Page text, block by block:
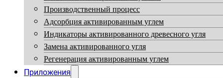
Производственный процесс
Адсорбция активированным углем
Индикаторы активированного древесного угля
Замена активированного угля
Регенерация активированным углем
Приложения